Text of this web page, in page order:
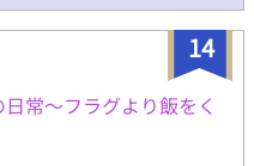
本作は『小説家になろう』
14
常～フラグより飯をく